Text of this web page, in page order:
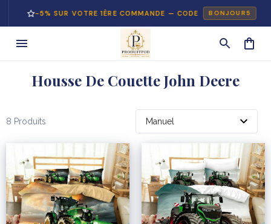
-5% SUR VOTRE 1ÈRE COMMANDE — CODE BONJOUR5
Housse De Couette John Deere
8 Produits